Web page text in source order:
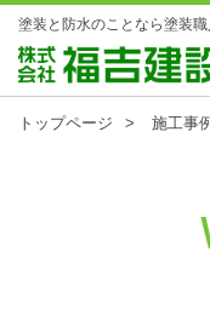
塗装と防水のことなら塗装
0120-88-7343 受付
トップページ 施工事